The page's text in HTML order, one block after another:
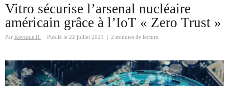
Vitro sécurise l’arsenal nucléaire
américain grâce à l’IoT « Zero Trust »
Par Kevunie R. Publié le 22 juillet 2021 2 minutes de lecture